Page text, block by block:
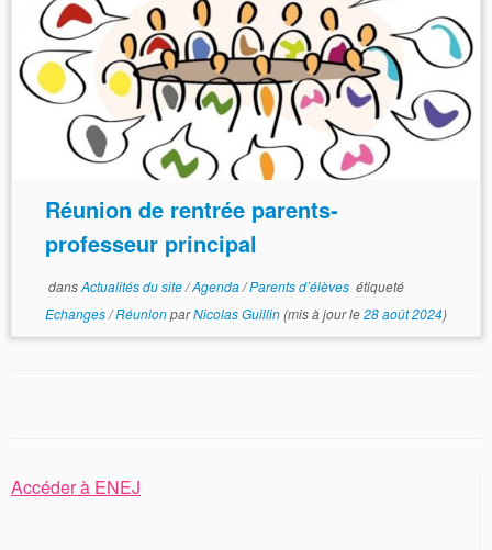
Réunion de rentrée parents-
professeur principal
dansActualités du site/Agenda/Parents d’élèves étiqueté
Echanges/RéunionparNicolas Guillin(mis à jour le28 août 2024)
Accéder à ENEJ